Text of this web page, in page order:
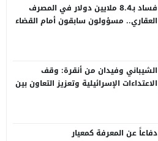
فساد بـ8.4 ملايين دولار في المصرف
العقاري.. مسؤولون سابقون أمام القضاء
الشيباني وفيدان من أنقرة: وقف
الاعتداءات الإسرائيلية وتعزيز التعاون بين
دفاعاً عن المعرفة كمعيار